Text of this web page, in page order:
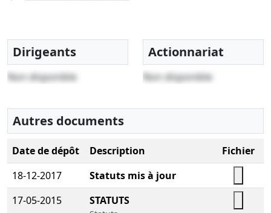
Dirigeants
Non disponible
Actionnariat
Non disponible
Autres documents
Date de dépôt Description
Fichier
18-12-2017
Statuts mis à jour
17-05-2015
STATUTS